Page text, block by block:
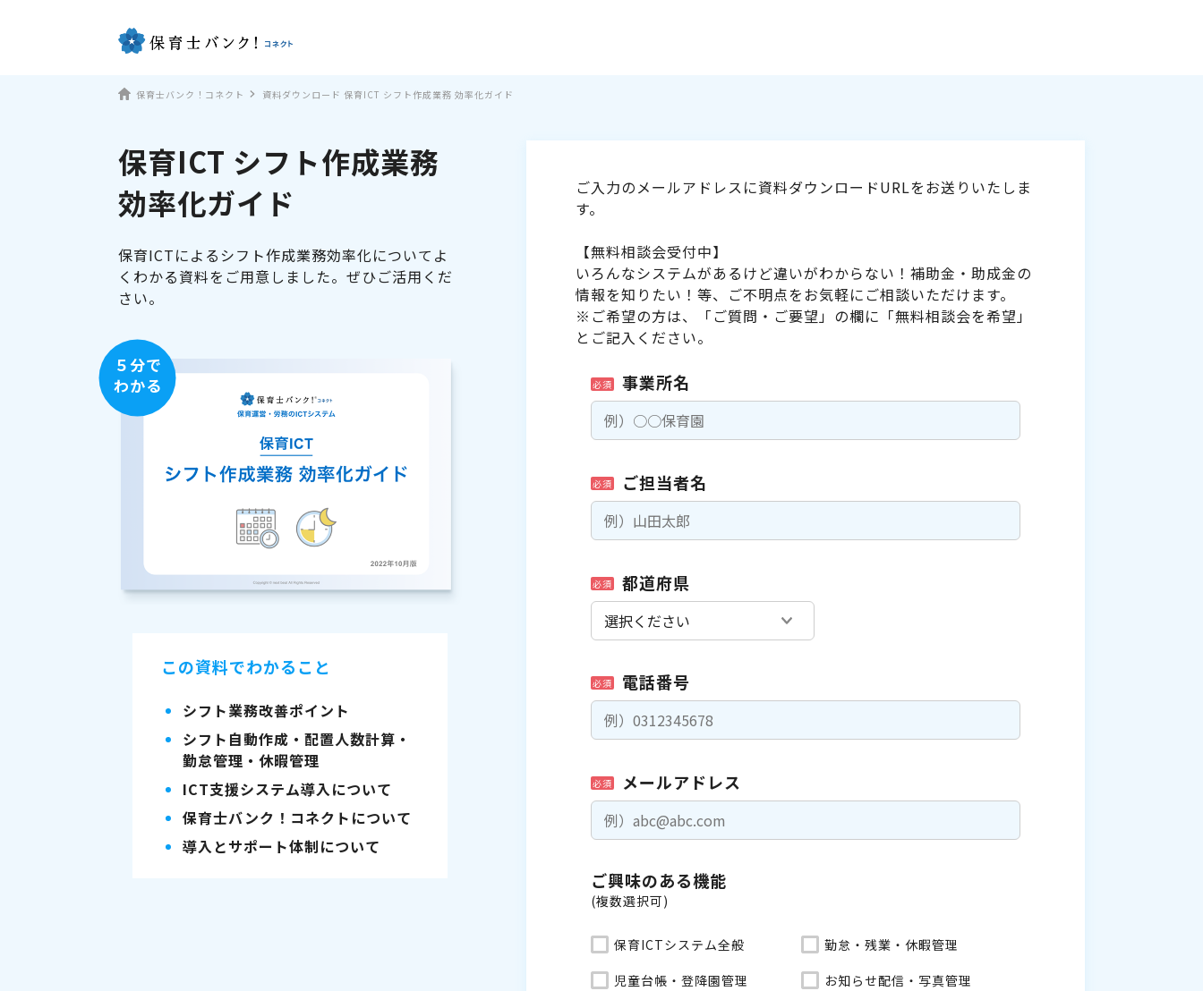
保育士バンク！コネクト 資料ダウンロード 保育ICT シフト作成業務 効率化ガイド
保育ICT シフト作成業務
効率化ガイド
保育ICTによるシフト作成業務効率化についてよ
くわかる資料をご用意しました。ぜひご活用くだ
さい。
５分で
わかる
この資料でわかること
シフト業務改善ポイント
シフト自動作成・配置人数計算・
勤怠管理・休暇管理
ICT支援システム導入について
保育士バンク！コネクトについて
導入とサポート体制について
ご入力のメールアドレスに資料ダウンロードURLをお送りいたしま
す。
【無料相談会受付中】
いろんなシステムがあるけど違いがわからない！補助金・助成金の
情報を知りたい！等、ご不明点をお気軽にご相談いただけます。
※ご希望の方は、「ご質問・ご要望」の欄に「無料相談会を希望」
とご記入ください。
必須 事業所名
必須 ご担当者名
必須 都道府県
必須 電話番号
必須 メールアドレス
ご興味のある機能
(複数選択可)
保育ICTシステム全般 勤怠・残業・休暇管理
児童台帳・登降園管理 お知らせ配信・写真管理